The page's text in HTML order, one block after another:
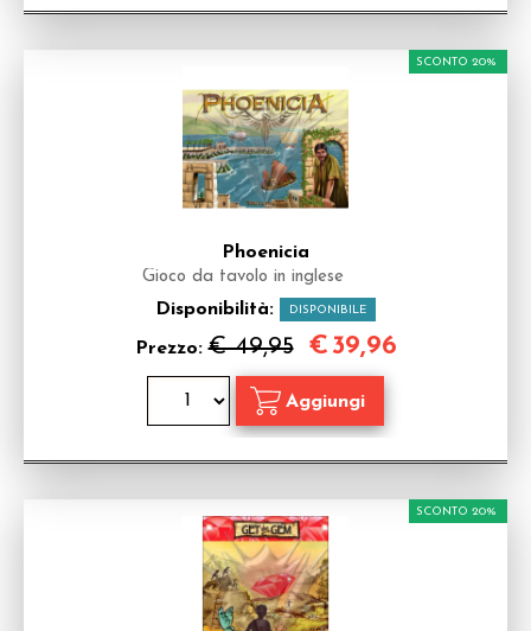
Phoenicia
Gioco da tavolo in inglese
Disponibilità: DISPONIBILE
Prezzo:€ 49,95
SCONTO 20%
€ 39,96
SCONTO 20%